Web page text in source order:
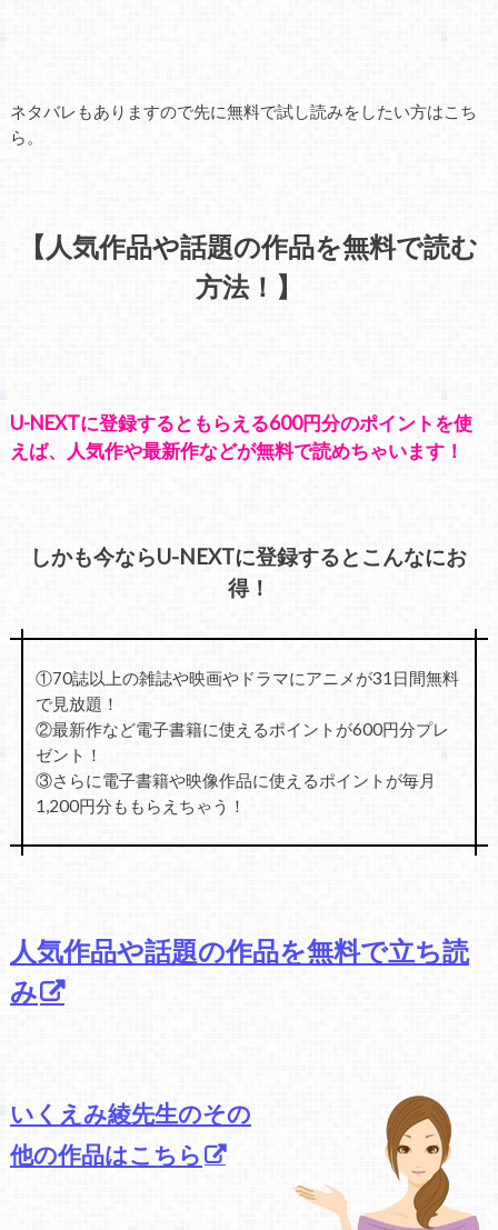
ネタバレもありますので先に無料で試し読みをしたい方はこち
ら。
【人気作品や話題の作品を無料で読む
方法！】
U-NEXTに登録するともらえる600円分のポイントを使
えば、人気作や最新作などが無料で読めちゃいます！
しかも今ならU-NEXTに登録するとこんなにお
得！
①70誌以上の雑誌や映画やドラマにアニメが31日間無料
で見放題！
②最新作など電子書籍に使えるポイントが600円分プレ
ゼント！
③さらに電子書籍や映像作品に使えるポイントが毎月
1,200円分ももらえちゃう！
人気作品や話題の作品を無料で立ち読
み
いくえみ綾先生のその
他の作品はこちら